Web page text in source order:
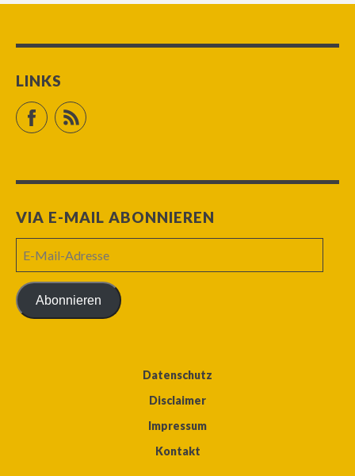
LINKS
FacebookRSS Feed
VIA E-MAIL ABONNIEREN
Mail-
Adresse
Abonnieren
Datenschutz
Disclaimer
Impressum
Kontakt